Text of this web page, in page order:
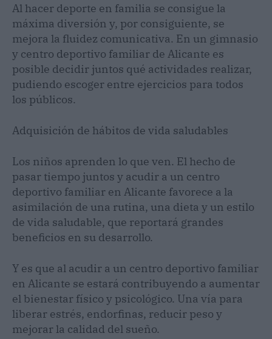
Al hacer deporte en familia se consigue la
máxima diversión y, por consiguiente, se
mejora la fluidez comunicativa. En un gimnasio
y centro deportivo familiar de Alicante es
posible decidir juntos qué actividades realizar,
pudiendo escoger entre ejercicios para todos
los públicos.
Adquisición de hábitos de vida saludables
Los niños aprenden lo que ven. El hecho de
pasar tiempo juntos y acudir a un centro
deportivo familiar en Alicante favorece a la
asimilación de una rutina, una dieta y un estilo
de vida saludable, que reportará grandes
beneficios en su desarrollo.
Y es que al acudir a un centro deportivo familiar
en Alicante se estará contribuyendo a aumentar
el bienestar físico y psicológico. Una vía para
liberar estrés, endorfinas, reducir peso y
mejorar la calidad del sueño.